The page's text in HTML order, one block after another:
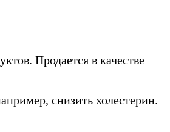
Продается в качестве
снизить холестерин.